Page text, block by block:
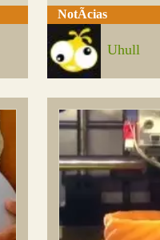
NotÃ­cias
Uhull